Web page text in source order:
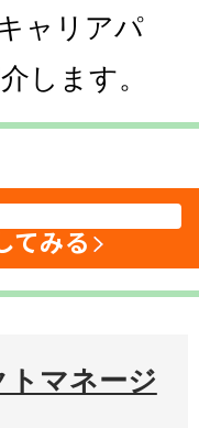
ャリアパ
します。
てみる
トマネージ